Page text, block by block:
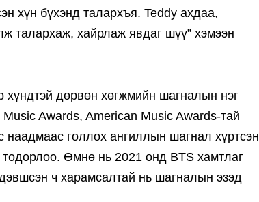
хүн бүхэнд талархъя. Teddy ахдаа,
талархаж, хайрлаж явдаг шүү” хэмээн
дөрвөн хөгжмийн шагналын нэг
Awards, American Music Awards-тай
наадмаас голлох ангиллын шагнал хүртсэн
Өмнө нь 2021 онд BTS хамтлаг
ч харамсалтай нь шагналын эзэд